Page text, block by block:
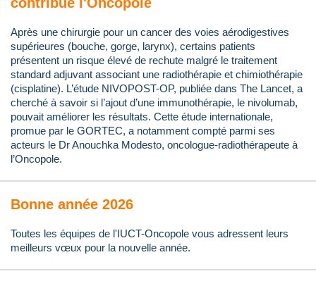
Après une chirurgie pour un cancer des voies aérodigestives
supérieures (bouche, gorge, larynx), certains patients
présentent un risque élevé de rechute malgré le traitement
standard adjuvant associant une radiothérapie et chimiothérapie
(cisplatine). L’étude NIVOPOST-OP, publiée dans The Lancet, a
cherché à savoir si l’ajout d’une immunothérapie, le nivolumab,
pouvait améliorer les résultats. Cette étude internationale,
promue par le GORTEC, a notamment compté parmi ses
acteurs le Dr Anouchka Modesto, oncologue-radiothérapeute à
l’Oncopole.
Bonne année 2026
Toutes les équipes de l'IUCT-Oncopole vous adressent leurs
meilleurs vœux pour la nouvelle année.